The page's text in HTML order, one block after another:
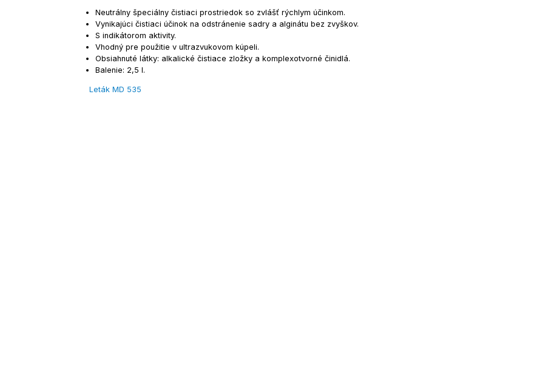
Neutrálny špeciálny čistiaci prostriedok so zvlášť rýchlym účinkom.
Vynikajúci čistiaci účinok na odstránenie sadry a alginátu bez zvyškov.
S indikátorom aktivity.
Vhodný pre použitie v ultrazvukovom kúpeli.
Obsiahnuté látky: alkalické čistiace zložky a komplexotvorné činidlá.
Balenie: 2,5 l.
Leták MD 535